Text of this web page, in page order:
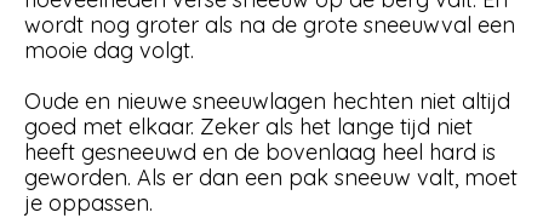
wordt nog groter als na de grote sneeuwval een
mooie dag volgt.
Oude en nieuwe sneeuwlagen hechten niet altijd
goed met elkaar. Zeker als het lange tijd niet
heeft gesneeuwd en de bovenlaag heel hard is
geworden. Als er dan een pak sneeuw valt, moet
je oppassen.